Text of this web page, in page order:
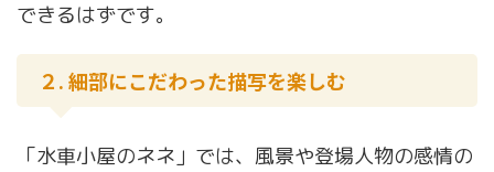
できるはずです。
２. 細部にこだわった描写を楽しむ
「水車小屋のネネ」では、風景や登場人物の感情の